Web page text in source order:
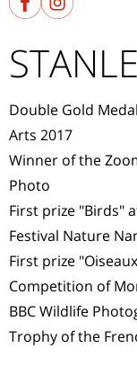
Double Gold
Arts 2017
Winner of the
Photo
First prize "Birds"
Festival Nature
First prize
Competition of
BBC Wildlife
Trophy of the